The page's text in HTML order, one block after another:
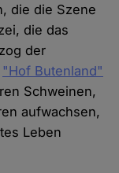
die die Szene
die das
der
"Hof Butenland"
Schweinen,
aufwachsen,
Leben